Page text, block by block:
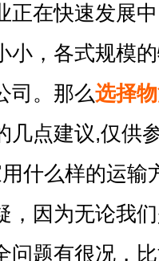
正在快速发展
小，各式规模
司。那么选择
几点建议,仅供
什么样的运输
，因为无论我
问题有很况，